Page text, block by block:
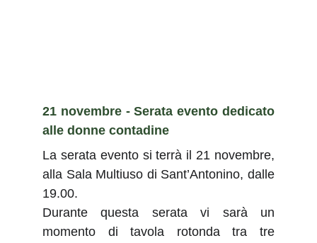
21 novembre - Serata evento dedicato
alle donne contadine
La serata evento si terrà il 21 novembre,
alla Sala Multiuso di Sant’Antonino, dalle
19.00.
Durante questa serata vi sarà un
momento di tavola rotonda tra tre